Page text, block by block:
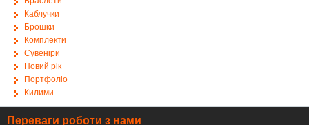
Каблучки
Брошки
Комплекти
Сувеніри
Новий рік
Портфоліо
Килими
Переваги роботи з нами